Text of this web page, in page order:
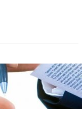
Mondială: O
și